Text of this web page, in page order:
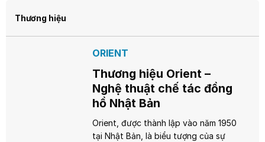
Thương hiệu
ORIENT
Thương hiệu Orient –
Nghệ thuật chế tác đồng
hồ Nhật Bản
Orient, được thành lập vào năm 1950
tại Nhật Bản, là biểu tượng của sự